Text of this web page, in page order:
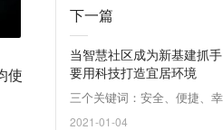
使
下一篇
当智慧社区成为新基建抓手
要用科技打造宜居环境
三个关键词：安全、便捷、幸
2021-01-04